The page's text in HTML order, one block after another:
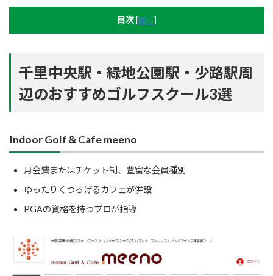
目次 [開く ]
千里中央駅・緑地公園駅・少路駅周
辺のおすすめゴルフスクール3選
Indoor Golf＆Cafe meeno
月会費またはチケット制、豊富な会員種別
ゆったりくつろげるカフェが併設
PGAの資格を持つプロが指導